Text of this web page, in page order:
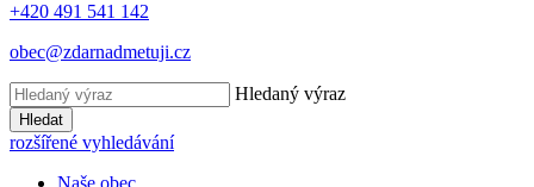
+420 491 541 142
obec@zdarnadmetuji.cz
Hledaný výraz
Hledat
rozšířené vyhledávání
Naše obec